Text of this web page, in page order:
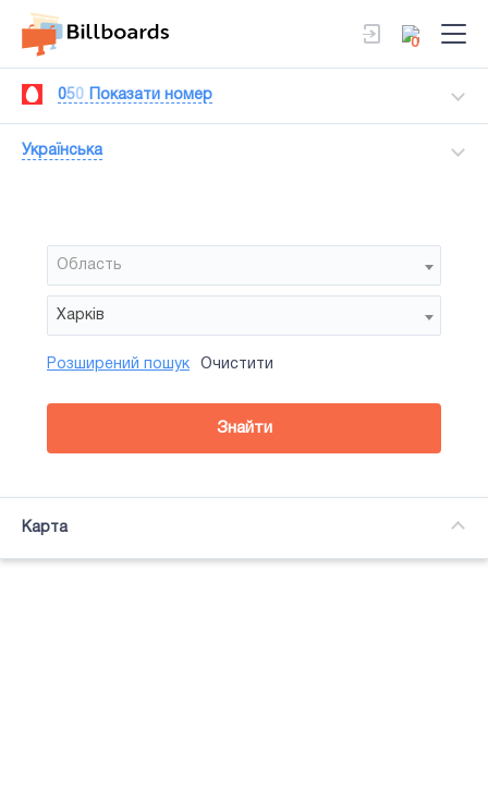
0
050 Показати номер
Українська
Область
Харків
Район
Сторона
Усi
Підсвітка
Розширений пошук Очистити
Знайти
Карта